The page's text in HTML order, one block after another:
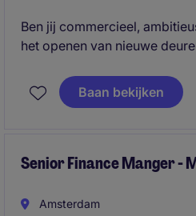
Ben jij commercieel,
het openen van nieuwe
binnen sales. Wij werken
bedrijven en internationale
met professionals die
Baan bekijken
Senior Finance Manger -
Amsterdam